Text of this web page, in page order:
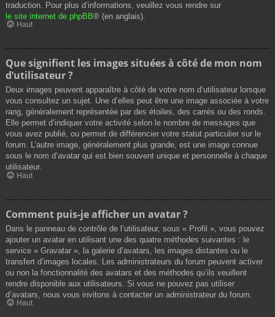
traduction. Pour plus d’informations, veuillez vous rendre sur
le site internet de phpBB® (en anglais).
Haut
Que signifient les images situées à côté de mon nom
d’utilisateur ?
Deux images peuvent apparaître à côté de votre nom d’utilisateur lorsque
vous consultez un sujet. Une d’elles peut être une image associée à votre
rang, généralement représentée par des étoiles, des carrés ou des ronds.
Elle permet d’indiquer votre activité selon le nombre de messages que
vous avez publié, ou permet de différencier votre statut particulier sur le
forum. L’autre image, généralement plus grande, est une image connue
sous le nom d’avatar qui est bien souvent unique et personnelle à chaque
utilisateur.
Haut
Comment puis-je afficher un avatar ?
Dans le panneau de contrôle de l’utilisateur, sous « Profil », vous pouvez
ajouter un avatar en utilisant une des quatre méthodes suivantes : le
service « Gravatar », la galerie d’avatars, les images distantes ou le
transfert d’images locales. Les administrateurs du forum peuvent activer
ou non la fonctionnalité des avatars et des méthodes qu’ils veuillent
rendre disponible aux utilisateurs. Si vous ne pouvez pas utiliser
d’avatars, nous vous invitons à contacter un administrateur du forum.
Haut